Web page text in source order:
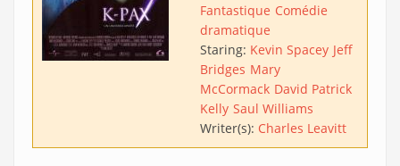
Fantastique Comédie
dramatique
Staring: Kevin Spacey Jeff
Bridges Mary
McCormack David Patrick
Kelly Saul Williams
Writer(s): Charles Leavitt